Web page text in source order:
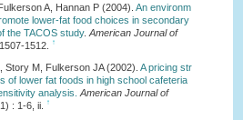
A, Hannan P (2004). An environm
lower-fat food choices in secondary
the TACOS study. American Journal of
1512. ↑
Story M, Fulkerson JA (2002). A pricing str
of lower fat foods in high school cafeteria
analysis. American Journal of
: 1-6, ii. ↑